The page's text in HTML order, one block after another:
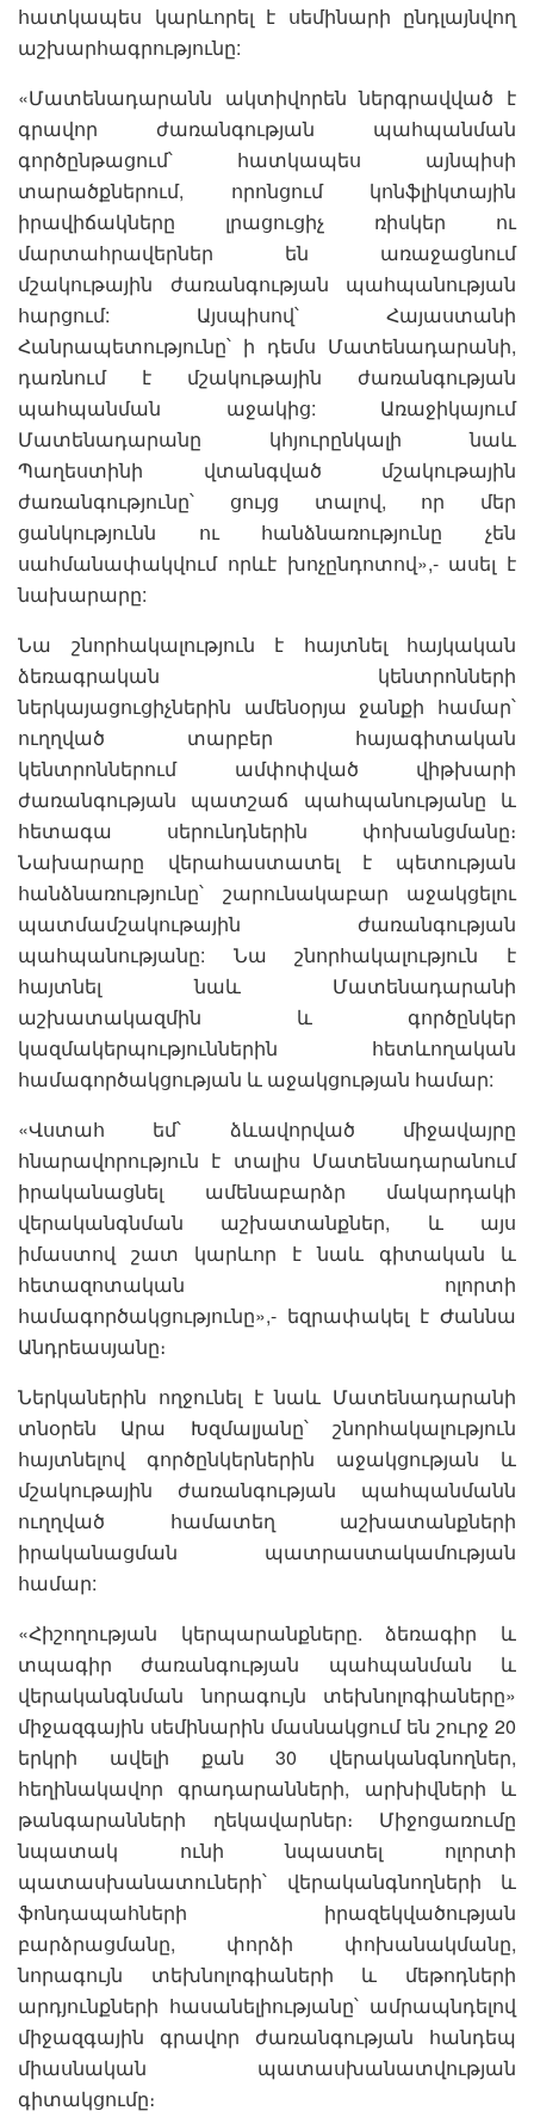
հատկապես կարևորել է սեմինարի ընդլայնվող
աշխարհագրությունը:
«Մատենադարանն ակտիվորեն ներգրավված է
գրավոր ժառանգության պահպանման
գործընթացում՝ հատկապես այնպիսի
տարածքներում, որոնցում կոնֆլիկտային
իրավիճակները լրացուցիչ ռիսկեր ու
մարտահրավերներ են առաջացնում
մշակութային ժառանգության պահպանության
հարցում: Այսպիսով՝ Հայաստանի
Հանրապետությունը՝ ի դեմս Մատենադարանի,
դառնում է մշակութային ժառանգության
պահպանման աջակից: Առաջիկայում
Մատենադարանը կհյուրընկալի նաև
Պաղեստինի վտանգված մշակութային
ժառանգությունը՝ ցույց տալով, որ մեր
ցանկությունն ու հանձնառությունը չեն
սահմանափակվում որևէ խոչընդոտով»,- ասել է
նախարարը:
Նա շնորհակալություն է հայտնել հայկական
ձեռագրական կենտրոնների
ներկայացուցիչներին ամենօրյա ջանքի համար՝
ուղղված տարբեր հայագիտական
կենտրոններում ամփոփված վիթխարի
ժառանգության պատշաճ պահպանությանը և
հետագա սերունդներին փոխանցմանը։
Նախարարը վերահաստատել է պետության
հանձնառությունը՝ շարունակաբար աջակցելու
պատմամշակութային ժառանգության
պահպանությանը: Նա շնորհակալություն է
հայտնել նաև Մատենադարանի
աշխատակազմին և գործընկեր
կազմակերպություններին հետևողական
համագործակցության և աջակցության համար:
«Վստահ եմ՝ ձևավորված միջավայրը
հնարավորություն է տալիս Մատենադարանում
իրականացնել ամենաբարձր մակարդակի
վերականգնման աշխատանքներ, և այս
իմաստով շատ կարևոր է նաև գիտական և
հետազոտական ոլորտի
համագործակցությունը»,- եզրափակել է Ժաննա
Անդրեասյանը։
Ներկաներին ողջունել է նաև Մատենադարանի
տնօրեն Արա Խզմալյանը՝ շնորհակալություն
հայտնելով գործընկերներին աջակցության և
մշակութային ժառանգության պահպանմանն
ուղղված համատեղ աշխատանքների
իրականացման պատրաստակամության
համար:
«Հիշողության կերպարանքները. ձեռագիր և
տպագիր ժառանգության պահպանման և
վերականգնման նորագույն տեխնոլոգիաները»
միջազգային սեմինարին մասնակցում են շուրջ 20
երկրի ավելի քան 30 վերականգնողներ,
հեղինակավոր գրադարանների, արխիվների և
թանգարանների ղեկավարներ։ Միջոցառումը
նպատակ ունի նպաստել ոլորտի
պատասխանատուների՝ վերականգնողների և
ֆոնդապահների իրազեկվածության
բարձրացմանը, փորձի փոխանակմանը,
նորագույն տեխնոլոգիաների և մեթոդների
արդյունքների հասանելիությանը՝ ամրապնդելով
միջազգային գրավոր ժառանգության հանդեպ
միասնական պատասխանատվության
գիտակցումը։